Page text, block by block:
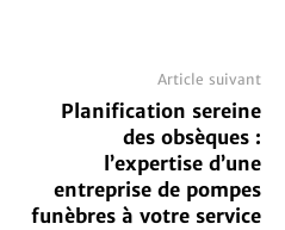
Article suivant
Planification sereine
des obsèques :
l’expertise d’une
entreprise de pompes
funèbres à votre service